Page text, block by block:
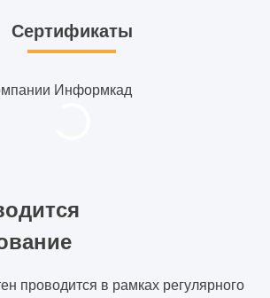
Сертификаты
проводится в рамках регулярного